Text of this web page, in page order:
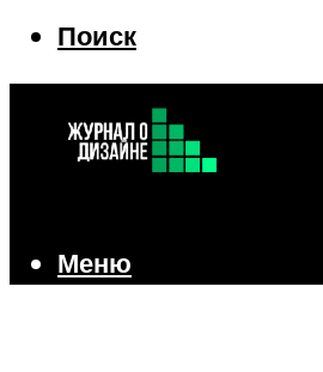
Поиск
Поиск
Меню